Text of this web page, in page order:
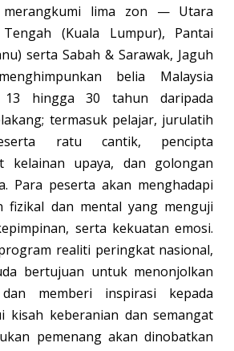
merangkumi lima zon — Utara
(Kuala Lumpur), Pantai
serta Sabah & Sarawak, Jaguh
belia Malaysia
hingga 30 tahun daripada
termasuk pelajar, jurulatih
ratu cantik, pencipta
kelainan upaya, dan golongan
Para peserta akan menghadapi
fizikal dan mental yang menguji
serta kekuatan emosi.
realiti peringkat nasional,
bertujuan untuk menonjolkan
memberi inspirasi kepada
kisah keberanian dan semangat
pemenang akan dinobatkan